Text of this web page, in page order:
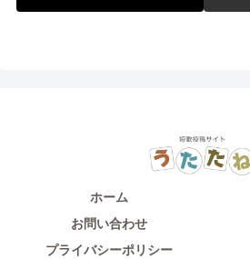
ホーム
お問い合わせ
プライバシーポリシー